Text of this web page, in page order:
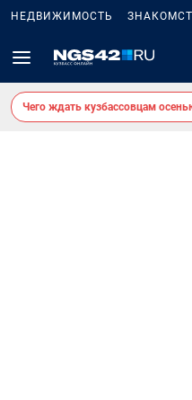
НЕДВИЖИМОСТЬ
Чего ждать кузбассовцам